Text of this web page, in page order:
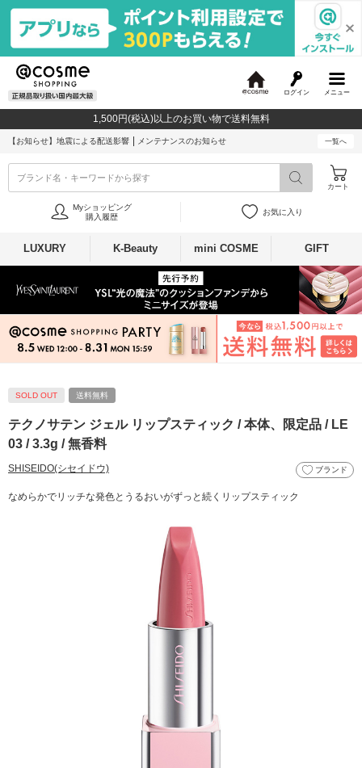
メニュー
ログイン
c
o
1,500円(税込)以上のお買い物で送料無料
【お知らせ】 地震による配送影響 メンテナンスのお知らせ 一覧へ
ブランド名・キーワードから探す
カート
Myショッピング
購入履歴
お気に入り
LUXURY K-Beauty mini COSME GIFT
SOLD OUT 送料無料
テクノサテン ジェル リップスティック / 本体、限定品 / LE
03 / 3.3g / 無香料
SHISEIDO(シセイドウ) ブランド
なめらかでリッチな発色とうるおいがずっと続くリップスティック